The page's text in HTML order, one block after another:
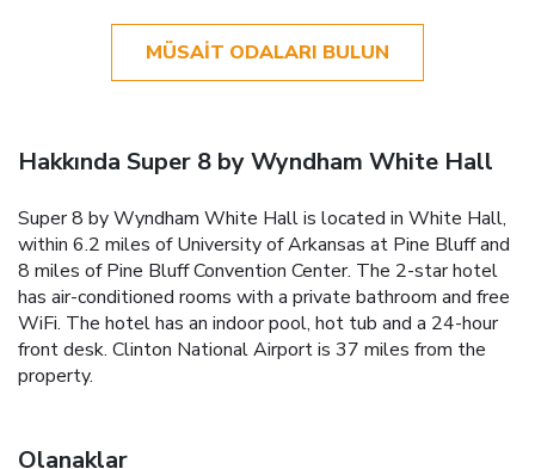
MÜSAIT ODALARI BULUN
Hakkında Super 8 by Wyndham White Hall
Super 8 by Wyndham White Hall is located in White Hall,
within 6.2 miles of University of Arkansas at Pine Bluff and
8 miles of Pine Bluff Convention Center. The 2-star hotel
has air-conditioned rooms with a private bathroom and free
WiFi. The hotel has an indoor pool, hot tub and a 24-hour
front desk. Clinton National Airport is 37 miles from the
property.
Olanaklar